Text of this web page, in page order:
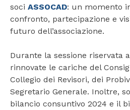
soci ASSOCAD: un momento
confronto, partecipazione e
futuro dell’associazione.
Durante la sessione riservata
rinnovate le cariche del
Collegio dei Revisori, dei
Segretario Generale. Inoltre,
bilancio consuntivo 2024 e il